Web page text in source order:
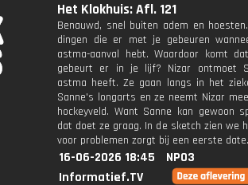
Het Klokhuis: Afl. 121
Benauwd, snel buiten adem en
dingen die er met je gebeuren
astma-aanval hebt. Waardoor komt
gebeurt er in je lijf? Nizar ontmoet
astma heeft. Ze gaan langs in het
Sanne's longarts en ze neemt Nizar
hockeyveld. Want Sanne kan gewoon
dat doet ze graag. In de sketch zien we
voor problemen zorgt bij een eerste date.
16-06-2026 18:45
NPO3
Informatief.TV